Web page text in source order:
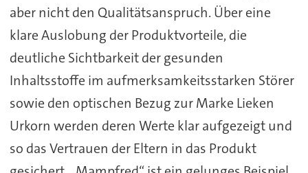
aber nicht den Qualitätsanspruch. Über eine
klare Auslobung der Produktvorteile, die
deutliche Sichtbarkeit der gesunden
Inhaltsstoffe im aufmerksamkeitsstarken Störer
sowie den optischen Bezug zur Marke Lieken
Urkorn werden deren Werte klar aufgezeigt und
so das Vertrauen der Eltern in das Produkt